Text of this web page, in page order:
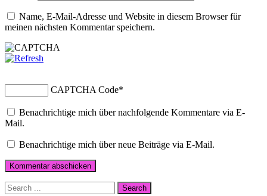
Name, E-Mail-Adresse und Website in diesem Browser für
meinen nächsten Kommentar speichern.
CAPTCHA Code*
Benachrichtige mich über nachfolgende Kommentare via E-
Mail.
Benachrichtige mich über neue Beiträge via E-Mail.